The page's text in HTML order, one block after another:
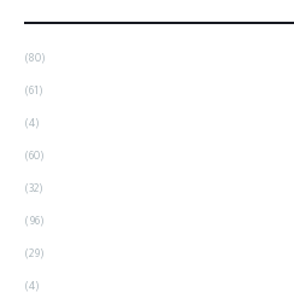
(80)
(61)
(4)
(60)
(32)
(96)
(29)
(4)